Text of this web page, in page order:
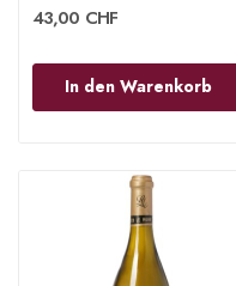
43,00 CHF
In den Warenkorb